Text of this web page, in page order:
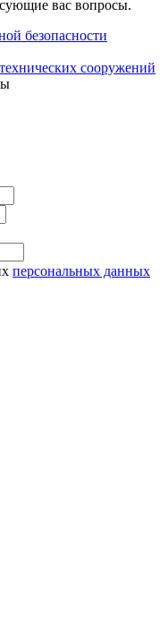
вас вопросы.
безопасности
сооружений
персональных данных